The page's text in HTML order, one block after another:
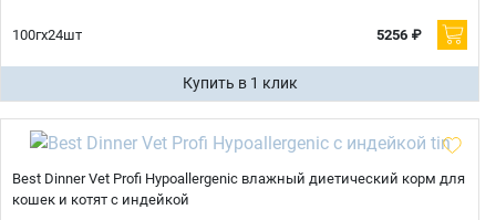
100гх24шт 5256 ₽
Купить в 1 клик
Best Dinner Vet Profi Hypoallergenic влажный диетический корм для
кошек и котят с индейкой